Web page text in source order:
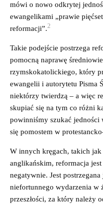
mówi o nowo odkrytej
ewangelikami „prawie
reformacji”.2
Takie podejście postrzega
pomocną naprawę
rzymskokatolickiego, który
ewangelii i autorytetu Pisma
niektórzy twierdzą – a więc
skupiać się na tym co różni
powinniśmy szukać jedności
się pomostem w
W innych kręgach, takich
anglikańskim, reformacja
negatywnie. Jest
niefortunnego wydarzenia w
przeszłości, za który należy